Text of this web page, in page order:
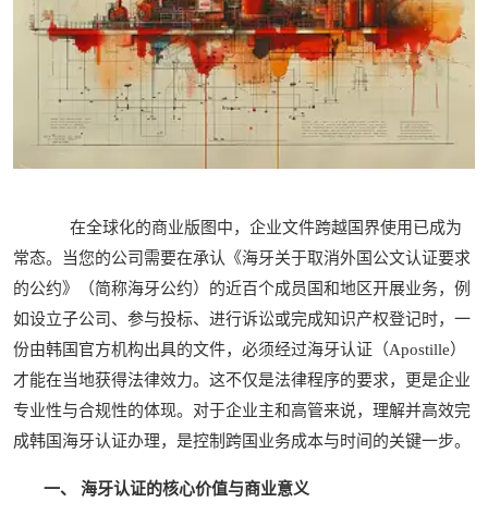
在全球化的商业版图中，企业文件跨越国界使用已成为
常态。当您的公司需要在承认《海牙关于取消外国公文认证要求
的公约》（简称海牙公约）的近百个成员国和地区开展业务，例
如设立子公司、参与投标、进行诉讼或完成知识产权登记时，一
份由韩国官方机构出具的文件，必须经过海牙认证（Apostille）
才能在当地获得法律效力。这不仅是法律程序的要求，更是企业
专业性与合规性的体现。对于企业主和高管来说，理解并高效完
成韩国海牙认证办理，是控制跨国业务成本与时间的关键一步。
一、 海牙认证的核心价值与商业意义